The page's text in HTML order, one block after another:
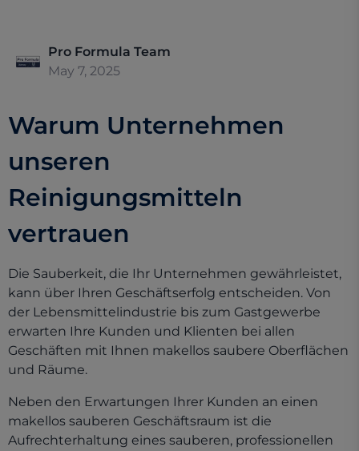
Pro Formula Team
May 7, 2025
Warum Unternehmen
unseren
Reinigungsmitteln
vertrauen
Die Sauberkeit, die Ihr Unternehmen gewährleistet,
kann über Ihren Geschäftserfolg entscheiden. Von
der Lebensmittelindustrie bis zum Gastgewerbe
erwarten Ihre Kunden und Klienten bei allen
Geschäften mit Ihnen makellos saubere Oberflächen
und Räume.
Neben den Erwartungen Ihrer Kunden an einen
makellos sauberen Geschäftsraum ist die
Aufrechterhaltung eines sauberen, professionellen